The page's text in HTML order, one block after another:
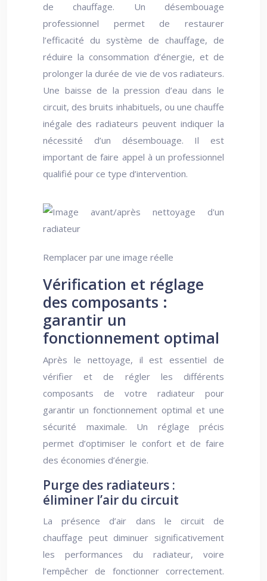
de chauffage. Un désembouage
professionnel permet de restaurer
l’efficacité du système de chauffage, de
réduire la consommation d’énergie, et de
prolonger la durée de vie de vos radiateurs.
Une baisse de la pression d’eau dans le
circuit, des bruits inhabituels, ou une chauffe
inégale des radiateurs peuvent indiquer la
nécessité d’un désembouage. Il est
important de faire appel à un professionnel
qualifié pour ce type d’intervention.
Remplacer par une image réelle
Vérification et réglage
des composants :
garantir un
fonctionnement optimal
Après le nettoyage, il est essentiel de
vérifier et de régler les différents
composants de votre radiateur pour
garantir un fonctionnement optimal et une
sécurité maximale. Un réglage précis
permet d’optimiser le confort et de faire
des économies d’énergie.
Purge des radiateurs :
éliminer l’air du circuit
La présence d’air dans le circuit de
chauffage peut diminuer significativement
les performances du radiateur, voire
l’empêcher de fonctionner correctement.